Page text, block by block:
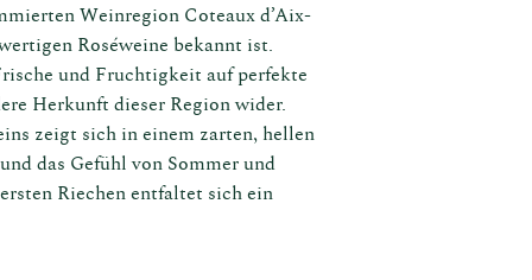
Über
Weinregion Coteaux d’Aix-
Roséweine bekannt ist.
und Fruchtigkeit auf perfekte
Herkunft dieser Region wider.
zeigt sich in einem zarten, hellen
das Gefühl von Sommer und
Riechen entfaltet sich ein